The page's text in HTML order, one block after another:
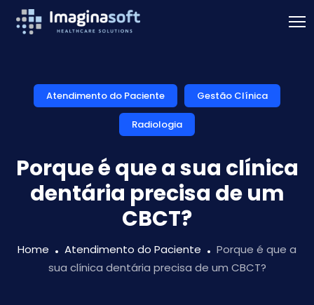
Atendimento do Paciente Gestão Clínica
Radiologia
Porque é que a sua clínica
dentária precisa de um
CBCT?
Home Atendimento do Paciente
Porque é que a
sua clínica dentária precisa de um CBCT?